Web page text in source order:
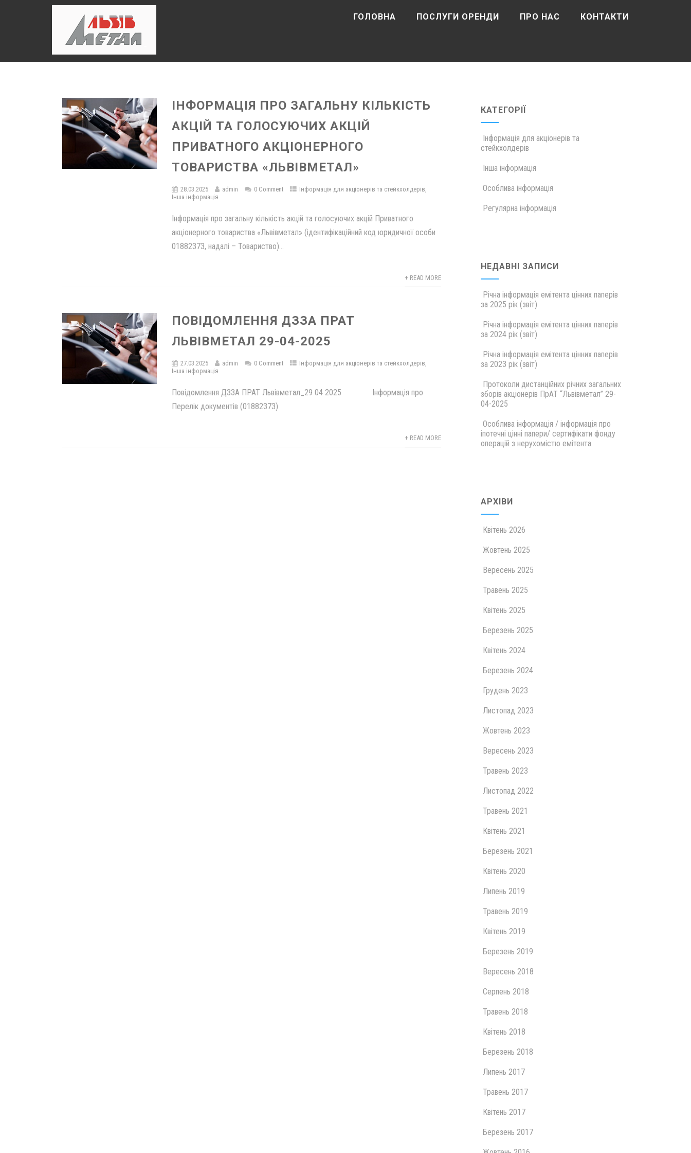
ГОЛОВНА ПОСЛУГИ ОРЕНДИ ПРО НАС КОНТАКТИ
ІНФОРМАЦІЯ ПРО ЗАГАЛЬНУ КІЛЬКІСТЬ
АКЦІЙ ТА ГОЛОСУЮЧИХ АКЦІЙ
ПРИВАТНОГО АКЦІОНЕРНОГО
ТОВАРИСТВА «ЛЬВІВМЕТАЛ»
28.03.2025 admin 0 Comment Інформація для акціонерів та стейкхолдерів,
Інша інформація
Інформація про загальну кількість акцій та голосуючих акцій Приватного
акціонерного товариства «Львівметал» (ідентифікаційний код юридичної особи
01882373, надалі – Товариство)...
+ READ MORE
ПОВІДОМЛЕННЯ ДЗЗА ПРАТ
ЛЬВІВМЕТАЛ 29-04-2025
27.03.2025 admin 0 Comment Інформація для акціонерів та стейкхолдерів,
Інша інформація
Повідомлення ДЗЗА ПРАТ Львівметал_29 04 2025 Інформація про
Перелік документів (01882373)
+ READ MORE
КАТЕГОРІЇ
Інформація для акціонерів та
стейкхолдерів
Інша інформація
Особлива інформація
Регулярна інформація
НЕДАВНІ ЗАПИСИ
Річна інформація емітента цінних паперів
за 2025 рік (звіт)
Річна інформація емітента цінних паперів
за 2024 рік (звіт)
Річна інформація емітента цінних паперів
за 2023 рік (звіт)
Протоколи дистанційних річних загальних
зборів акціонерів ПрАТ “Львівметал” 29-
04-2025
Особлива інформація / інформація про
іпотечні цінні папери/ сертифікати фонду
операцій з нерухомістю емітента
АРХІВИ
Квітень 2026
Жовтень 2025
Вересень 2025
Травень 2025
Квітень 2025
Березень 2025
Квітень 2024
Березень 2024
Грудень 2023
Листопад 2023
Жовтень 2023
Вересень 2023
Травень 2023
Листопад 2022
Травень 2021
Квітень 2021
Березень 2021
Квітень 2020
Липень 2019
Травень 2019
Квітень 2019
Березень 2019
Вересень 2018
Серпень 2018
Травень 2018
Квітень 2018
Березень 2018
Липень 2017
Травень 2017
Квітень 2017
Березень 2017